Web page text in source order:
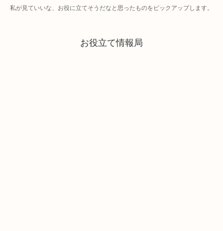
私が見ていいな、お役に立てそうだなと思ったものをピックアップします。
お役立て情報局